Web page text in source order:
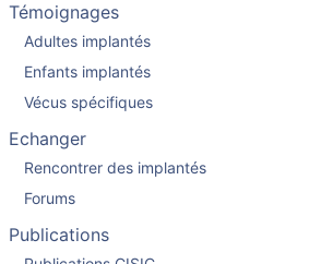
Témoignages
Adultes implantés
Enfants implantés
Vécus spécifiques
Echanger
Rencontrer des implantés
Forums
Publications